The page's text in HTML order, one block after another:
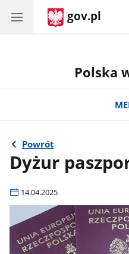
gov.pl
Polska
Powrót
Dyżur
14.04.2025